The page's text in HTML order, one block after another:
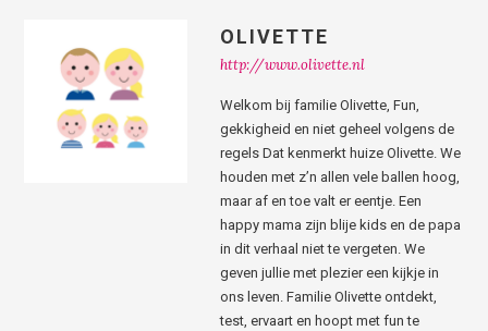
OLIVETTE
http://www.olivette.nl
Welkom bij familie Olivette, Fun,
gekkigheid en niet geheel volgens de
regels Dat kenmerkt huize Olivette. We
houden met z’n allen vele ballen hoog,
maar af en toe valt er eentje. Een
happy mama zijn blije kids en de papa
in dit verhaal niet te vergeten. We
geven jullie met plezier een kijkje in
ons leven. Familie Olivette ontdekt,
test, ervaart en hoopt met fun te